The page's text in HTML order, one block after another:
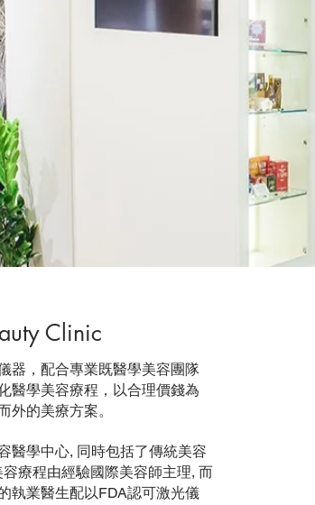
Clinic
器，配合專業既醫學美容團隊
醫學美容療程，以合理價錢為
外的美療方案。
醫學中心, 同時包括了傳統美容
療程由經驗國際美容師主理, 而
執業醫生配以FDA認可激光儀